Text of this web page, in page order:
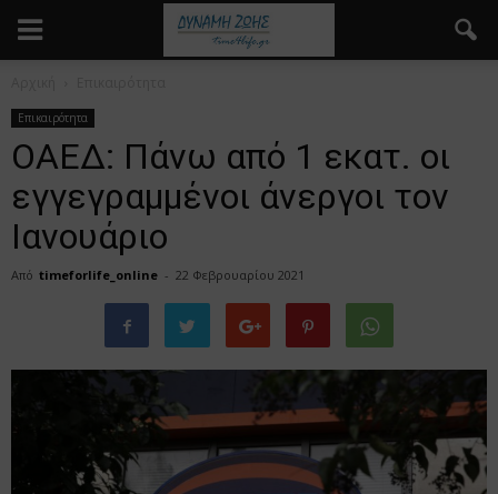
Επικαιρότητα
ΟΑΕΔ: Πάνω από 1 εκατ. οι
εγγεγραμμένοι άνεργοι τον
Ιανουάριο
Από timeforlife_online - 22 Φεβρουαρίου 2021